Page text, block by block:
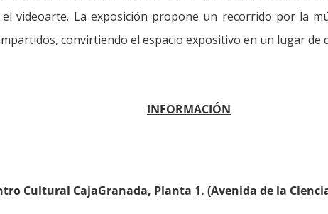
videoarte. La exposición propone un recorrido por la
convirtiendo el espacio expositivo en un lugar de
INFORMACIÓN
Cultural CajaGranada, Planta 1. (Avenida de la